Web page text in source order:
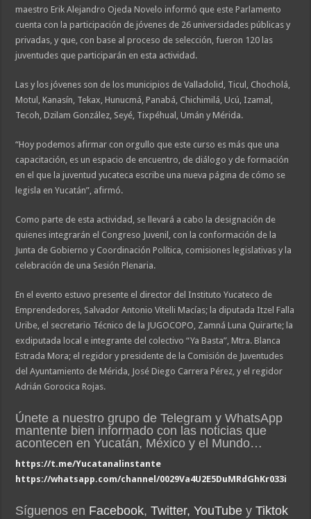
maestro Erik Alejandro Ojeda Novelo informó que este Parlamento
cuenta con la participación de jóvenes de 26 universidades públicas y
privadas, y que, con base al proceso de selección, fueron 120 las
juventudes que participarán en esta actividad.
Las y los jóvenes son de los municipios de Valladolid, Ticul, Chocholá,
Motul, Kanasín, Tekax, Hunucmá, Panabá, Chichimilá, Ucú, Izamal,
Tecoh, Dzilam González, Seyé, Tixpéhual, Umán y Mérida.
“Hoy podemos afirmar con orgullo que este curso es más que una
capacitación, es un espacio de encuentro, de diálogo y de formación
en el que la juventud yucateca escribe una nueva página de cómo se
legisla en Yucatán”, afirmó.
Como parte de esta actividad, se llevará a cabo la designación de
quienes integrarán el Congreso Juvenil, con la conformación de la
Junta de Gobierno y Coordinación Política, comisiones legislativas y la
celebración de una Sesión Plenaria.
En el evento estuvo presente el director del Instituto Yucateco de
Emprendedores, Salvador Antonio Vitelli Macías; la diputada Itzel Falla
Uribe, el secretario Técnico de la JUGOCOPO, Zamná Luna Quirarte; la
exdiputada local e integrante del colectivo “Ya Basta”, Mtra. Blanca
Estrada Mora; el regidor y presidente de la Comisión de Juventudes
del Ayuntamiento de Mérida, José Diego Carrera Pérez, y el regidor
Adrián Gorocica Rojas.
Únete a nuestro grupo de Telegram y WhatsApp
mantente bien informado con las noticias que
acontecen en Yucatán, México y el Mundo…
https://t.me/Yucatanalinstante
https://whatsapp.com/channel/0029Va4U2E5DuMRdGhKr033i
Síguenos en Facebook,Twitter, YouTube yTiktok